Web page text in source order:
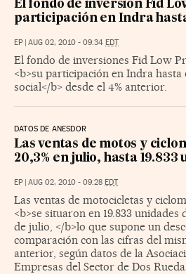
El fondo de inversión Fid
participación en Indra
EP | AUG 02, 2010 - 09:34 EDT
El fondo de inversiones Fid Low
<b>su participación en Indra hasta
social</b> desde el 4% anterior.
DATOS DE ANESDOR
Las ventas de motos y
20,3% en julio, hasta 19.833
EP | AUG 02, 2010 - 09:28 EDT
Las ventas de motocicletas y
<b>se situaron en 19.833 unidades
de julio, </b>lo que supone un
comparación con las cifras del
anterior, según datos de la
Empresas del Sector de Dos